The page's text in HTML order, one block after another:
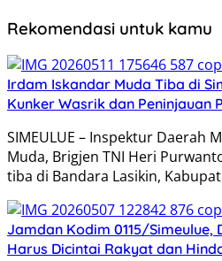
Rekomendasi untuk kamu
Irdam Iskandar Muda Tiba di
Kunker Wasrik dan Peninjauan
SIMEULUE – Inspektur Daerah
Muda, Brigjen TNI Heri
tiba di Bandara Lasikin,
Jamdan Kodim 0115/
Harus Dicintai Rakyat dan